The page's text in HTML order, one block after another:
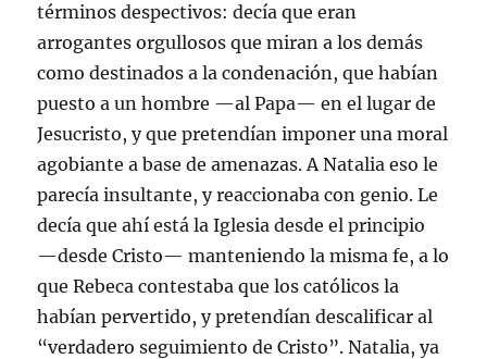
términos despectivos: decía que eran
arrogantes orgullosos que miran a los demás
como destinados a la condenación, que habían
puesto a un hombre —al Papa— en el lugar de
Jesucristo, y que pretendían imponer una moral
agobiante a base de amenazas. A Natalia eso le
parecía insultante, y reaccionaba con genio. Le
decía que ahí está la Iglesia desde el principio
—desde Cristo— manteniendo la misma fe, a lo
que Rebeca contestaba que los católicos la
habían pervertido, y pretendían descalificar al
“verdadero seguimiento de Cristo”. Natalia, ya